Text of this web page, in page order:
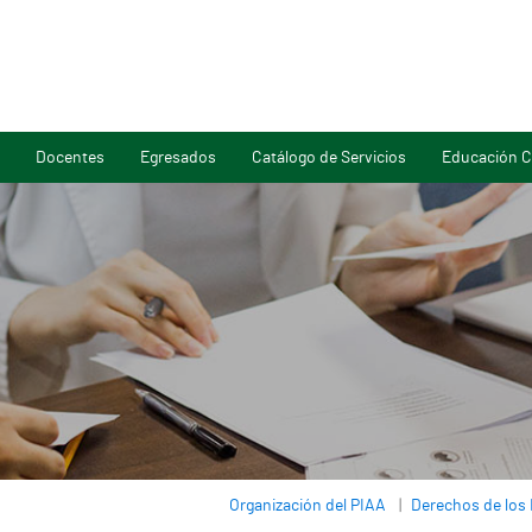
Docentes Egresados Catálogo de Servicios Educación
Organización del PIAA Derechos de